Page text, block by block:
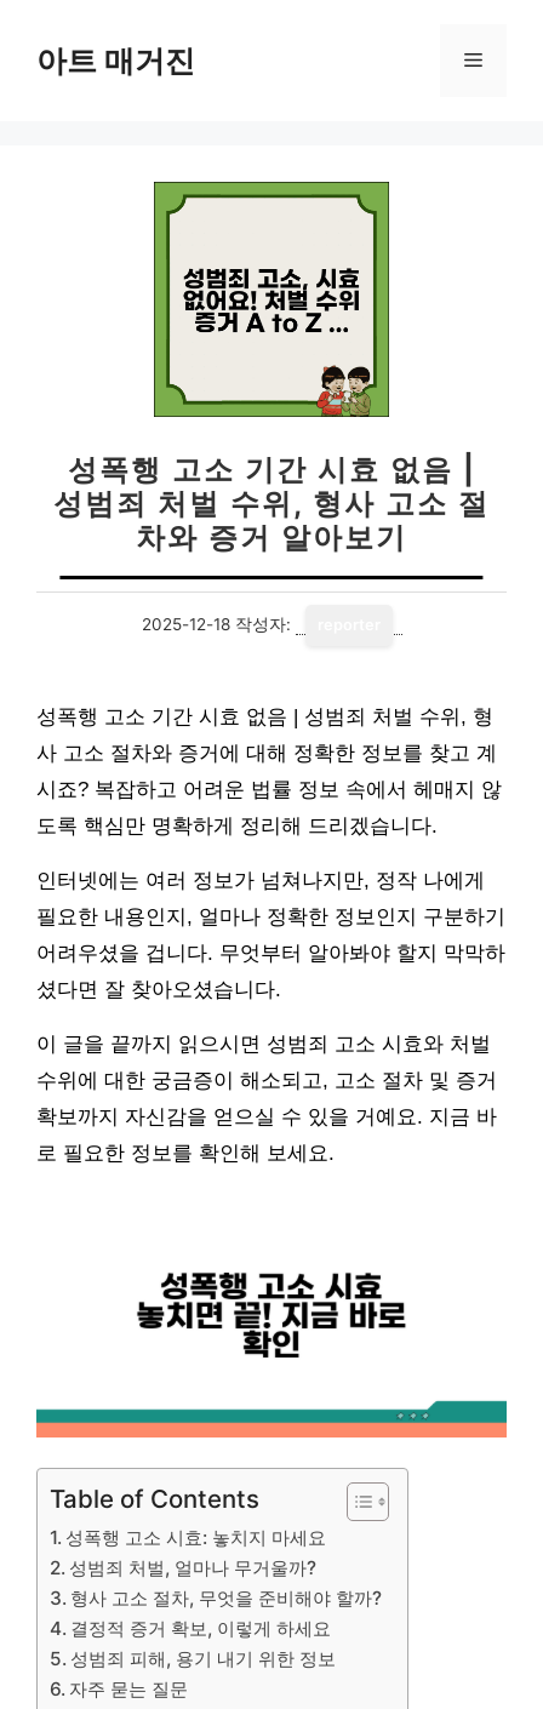
아트 매거진 메
성폭행 고소 기간 시효 없음 |
성범죄 처벌 수위, 형사 고소 절
차와 증거 알아보기
2025-12-18 작성자:
성폭행 고소 기간 시효 없음 | 성범죄 처벌 수위, 형
사 고소 절차와 증거에 대해 정확한 정보를 찾고 계
시죠? 복잡하고 어려운 법률 정보 속에서 헤매지 않
도록 핵심만 명확하게 정리해 드리겠습니다.
인터넷에는 여러 정보가 넘쳐나지만, 정작 나에게
필요한 내용인지, 얼마나 정확한 정보인지 구분하기
어려우셨을 겁니다. 무엇부터 알아봐야 할지 막막하
셨다면 잘 찾아오셨습니다.
이 글을 끝까지 읽으시면 성범죄 고소 시효와 처벌
수위에 대한 궁금증이 해소되고, 고소 절차 및 증거
확보까지 자신감을 얻으실 수 있을 거예요. 지금 바
로 필요한 정보를 확인해 보세요.
Table of Contents
성폭행 고소 시효: 놓치지 마세요
성범죄 처벌, 얼마나 무거울까?
형사 고소 절차, 무엇을 준비해야 할까?
결정적 증거 확보, 이렇게 하세요
성범죄 피해, 용기 내기 위한 정보
자주 묻는 질문